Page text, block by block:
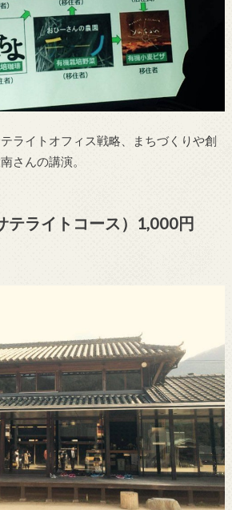
ライトオフィス戦略、まちづくりや創
さんの講演。
テライトコース）1,000円